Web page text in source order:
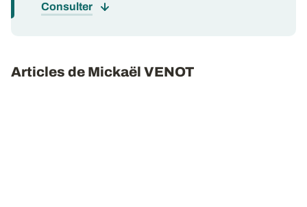
Consulter
Articles de Mickaël VENOT